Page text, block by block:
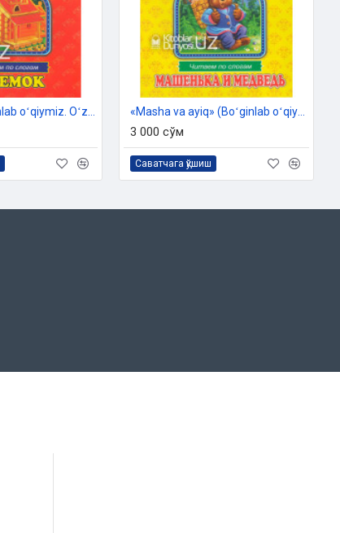
3 000 сўм
Саватчага қўшиш